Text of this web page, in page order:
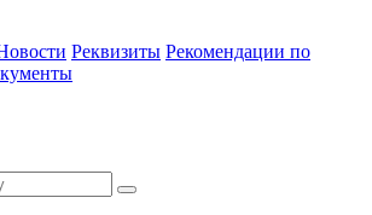
Реквизиты Рекомендации по